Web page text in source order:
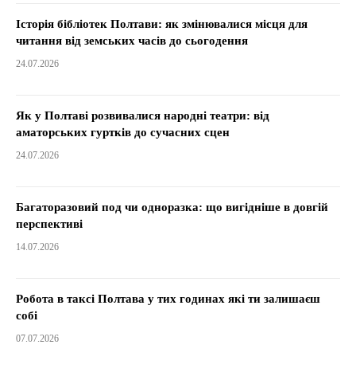
Історія бібліотек Полтави: як змінювалися місця для
читання від земських часів до сьогодення
24.07.2026
Як у Полтаві розвивалися народні театри: від
аматорських гуртків до сучасних сцен
24.07.2026
Багаторазовий под чи одноразка: що вигідніше в довгій
перспективі
14.07.2026
Робота в таксі Полтава у тих годинах які ти залишаєш
собі
07.07.2026